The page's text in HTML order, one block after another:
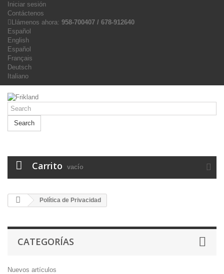
Iniciar sesión
Contáctenos
Llámenos ahora: 958-700407 / 678-912640
Español
English
Español
Français
Deutsch
Italiano
Search
Carrito vacío
Política de Privacidad
CATEGORÍAS
Nuevos artículos